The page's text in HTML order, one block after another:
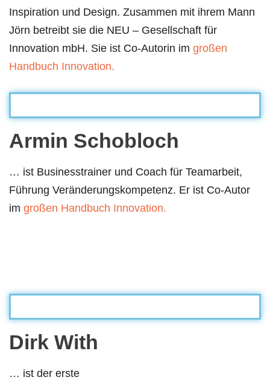
Inspiration und Design. Zusammen mit ihrem Mann
Jörn betreibt sie die NEU – Gesellschaft für
Innovation mbH. Sie ist Co-Autorin im großen
Handbuch Innovation.
Armin Schobloch
… ist Businesstrainer und Coach für Teamarbeit,
Führung Veränderungskompetenz. Er ist Co-Autor
im großen Handbuch Innovation.
Dirk With
… ist der erste